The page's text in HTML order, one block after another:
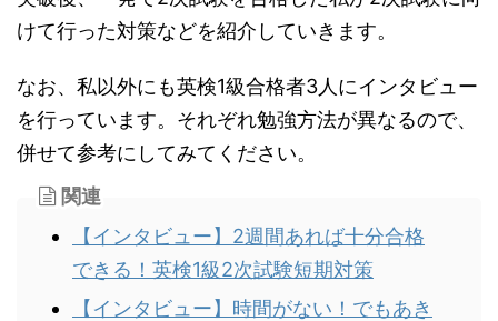
けて行った対策などを紹介していきます。
なお、私以外にも英検1級合格者3人にインタビュー
を行っています。それぞれ勉強方法が異なるので、
併せて参考にしてみてください。
関連
【インタビュー】2週間あれば十分合格
できる！英検1級2次試験短期対策
【インタビュー】時間がない！でもあき